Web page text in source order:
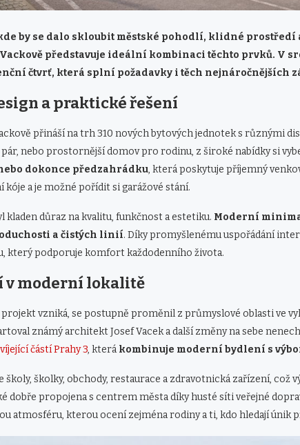
by se dalo skloubit městské pohodlí, klidné
Vackově představuje ideální kombinaci těchto prvků. V
čtvrť, která splní požadavky i těch nejnáročnějších
a praktické řešení
přináší na trh 310 nových bytových jednotek s různými
nebo prostornější domov pro rodinu, z široké nabídky si
dokonce předzahrádku, která poskytuje příjemný
kóje a je možné pořídit si garážové stání.
kladen důraz na kvalitu, funkčnost a estetiku. Moderní
a čistých linií. Díky promyšlenému uspořádání
který podporuje komfort každodenního života.
v moderní lokalitě
vzniká, se postupně proměnil z průmyslové oblasti ve
známý architekt Josef Vacek a další změny na sebe
částí Prahy 3, která kombinuje moderní bydlení s
školy, školky, obchody, restaurace a zdravotnická zařízení, což
dobře propojena s centrem města díky husté síti veřejné
atmosféru, kterou ocení zejména rodiny a ti, kdo hledají únik